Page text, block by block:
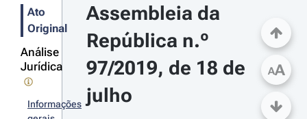
Ato
Original
Análise
Jurídica
Informações
Assembleia da
República n.º
97/2019, de 18 de
julho
AA